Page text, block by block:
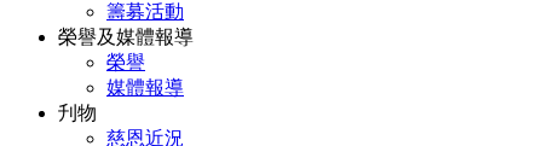
籌募活動
榮譽及媒體報導
榮譽
媒體報導
刋物
慈恩近況